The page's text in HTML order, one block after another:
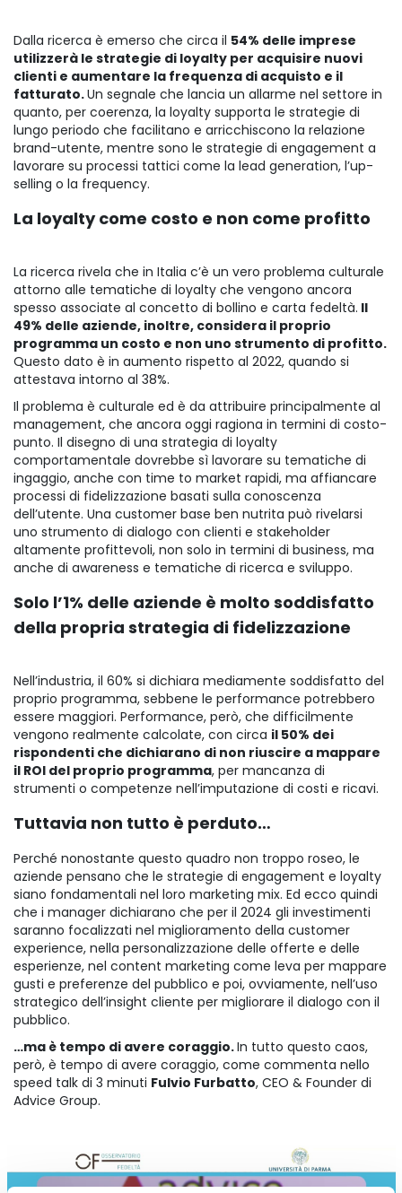
Dalla ricerca è emerso che circa il 54% delle imprese
utilizzerà le strategie di loyalty per acquisire nuovi
clienti e aumentare la frequenza di acquisto e il
fatturato.Un segnale che lancia un allarme nel settore in
quanto, per coerenza, la loyalty supporta le strategie di
lungo periodo che facilitano e arricchiscono la relazione
brand-utente, mentre sono le strategie di engagement a
lavorare su processi tattici come la lead generation, l’up-
selling o la frequency.
La loyalty come costo e non come profitto
La ricerca rivela che in Italia c’è un vero problema culturale
attorno alle tematiche di loyalty che vengono ancora
spesso associate al concetto di bollino e carta fedeltà. Il
49% delle aziende, inoltre, considera il proprio
programma un costo e non uno strumento di profitto.
Questo dato è in aumento rispetto al 2022, quando si
attestava intorno al 38%.
Il problema è culturale ed è da attribuire principalmente al
management, che ancora oggi ragiona in termini di costo-
punto. Il disegno di una strategia di loyalty
comportamentale dovrebbe sì lavorare su tematiche di
ingaggio, anche con time to market rapidi, ma affiancare
processi di fidelizzazione basati sulla conoscenza
dell’utente. Una customer base ben nutrita può rivelarsi
uno strumento di dialogo con clienti e stakeholder
altamente profittevoli, non solo in termini di business, ma
anche di awareness e tematiche di ricerca e sviluppo.
Solo l’1% delle aziende è molto soddisfatto
della propria strategia di fidelizzazione
Nell’industria, il 60% si dichiara mediamente soddisfatto del
proprio programma, sebbene le performance potrebbero
essere maggiori. Performance, però, che difficilmente
vengono realmente calcolate, con circa il 50% dei
rispondenti che dichiarano di non riuscire a mappare
il ROI del proprio programma, per mancanza di
strumenti o competenze nell’imputazione di costi e ricavi.
Tuttavia non tutto è perduto…
Perché nonostante questo quadro non troppo roseo, le
aziende pensano che le strategie di engagement e loyalty
siano fondamentali nel loro marketing mix. Ed ecco quindi
che i manager dichiarano che per il 2024 gli investimenti
saranno focalizzati nel miglioramento della customer
experience, nella personalizzazione delle offerte e delle
esperienze, nel content marketing come leva per mappare
gusti e preferenze del pubblico e poi, ovviamente, nell’uso
strategico dell’insight cliente per migliorare il dialogo con il
pubblico.
…ma è tempo di avere coraggio.In tutto questo caos,
però, è tempo di avere coraggio, come commenta nello
speed talk di 3 minuti Fulvio Furbatto, CEO & Founder di
Advice Group.